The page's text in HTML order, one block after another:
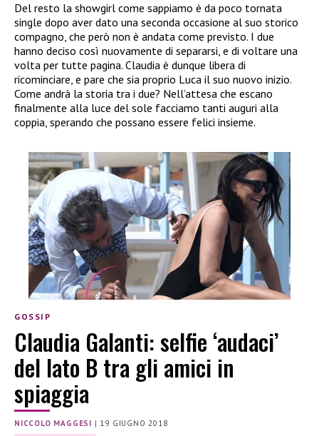
Del resto la showgirl come sappiamo è da poco tornata
single dopo aver dato una seconda occasione al suo storico
compagno, che però non è andata come previsto. I due
hanno deciso così nuovamente di separarsi, e di voltare una
volta per tutte pagina. Claudia è dunque libera di
ricominciare, e pare che sia proprio Luca il suo nuovo inizio.
Come andrà la storia tra i due? Nell’attesa che escano
finalmente alla luce del sole facciamo tanti auguri alla
coppia, sperando che possano essere felici insieme.
GOSSIP
Claudia Galanti: selfie ‘audaci’
del lato B tra gli amici in
spiaggia
NICCOLO MAGGESI | 19 GIUGNO 2018